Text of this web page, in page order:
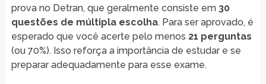
prova no Detran, que geralmente consiste em 30
questões de múltipla escolha. Para ser aprovado, é
esperado que você acerte pelo menos 21 perguntas
(ou 70%). Isso reforça a importância de estudar e se
preparar adequadamente para esse exame.